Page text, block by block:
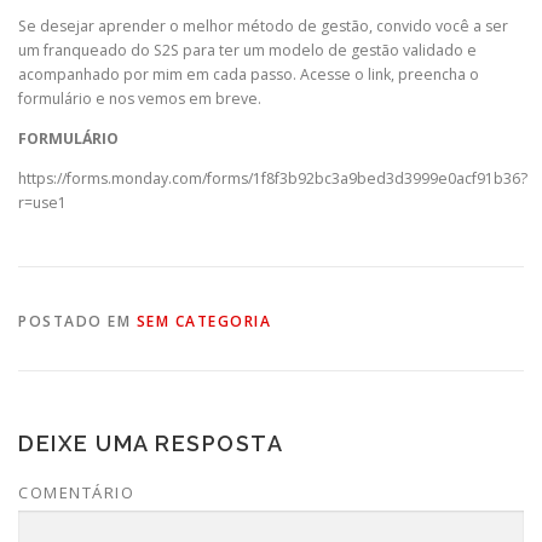
Se desejar aprender o melhor método de gestão, convido você a ser
um franqueado do S2S para ter um modelo de gestão validado e
acompanhado por mim em cada passo. Acesse o link, preencha o
formulário e nos vemos em breve.
FORMULÁRIO
https://forms.monday.com/forms/1f8f3b92bc3a9bed3d3999e0acf91b36?
r=use1
POSTADO EM SEM CATEGORIA
DEIXE UMA RESPOSTA
COMENTÁRIO